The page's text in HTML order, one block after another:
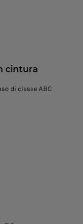
cintura
di classe ABC